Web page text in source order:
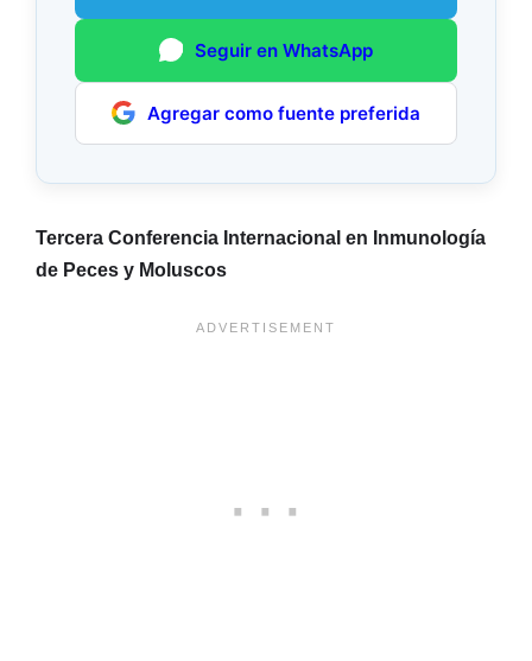
Seguir en WhatsApp
Agregar como fuente preferida
Tercera Conferencia Internacional en Inmunología
de Peces y Moluscos